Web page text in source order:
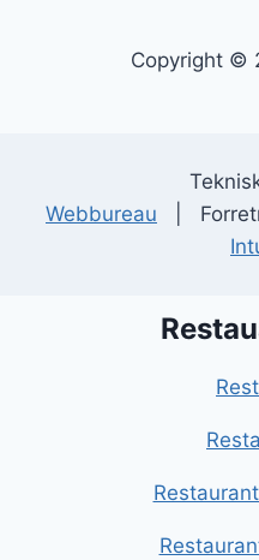
Copyright ©
Webbureau |